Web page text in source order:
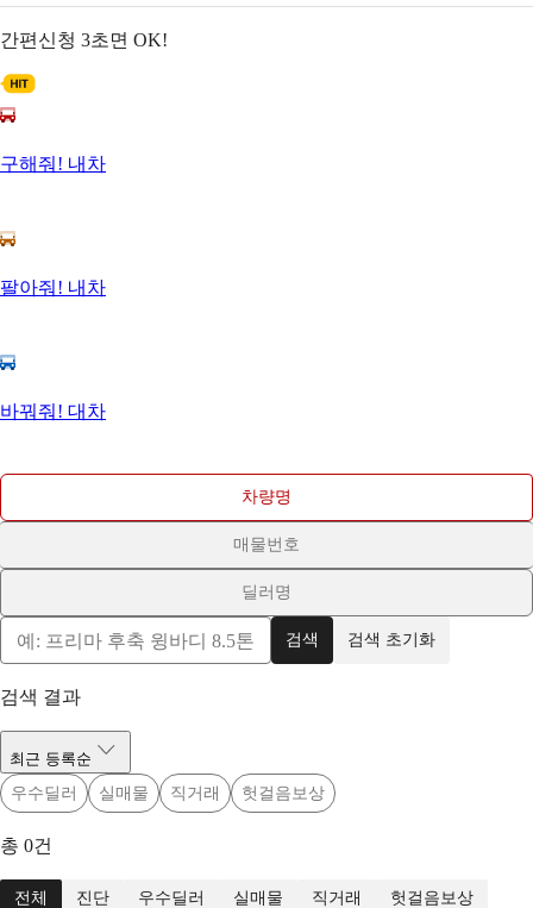
간편신청 3초면 OK!
구해줘! 내차
팔아줘! 내차
바꿔줘! 대차
차량명
매물번호
딜러명
검색 검색 초기화
검색 결과
최근 등록순
우수딜러
실매물 직거래 헛걸음보상
총 0건
전체 진단 우수딜러 실매물 직거래 헛걸음보상